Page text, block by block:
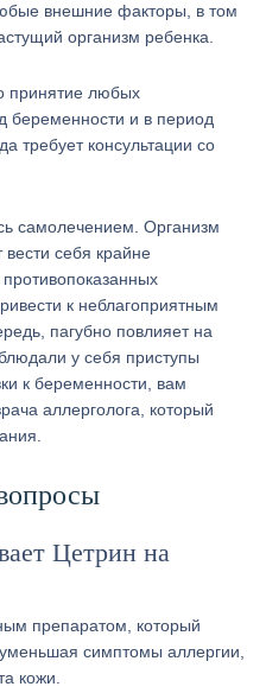
внешние факторы, в том
организм ребенка.
принятие любых
беременности и в период
требует консультации со
самолечением. Организм
себя крайне
к неблагоприятным
пагубно повлияет на
у себя приступы
к беременности, вам
аллерголога, который
Цетрин на
препаратом, который
симптомы аллергии,
кожи.